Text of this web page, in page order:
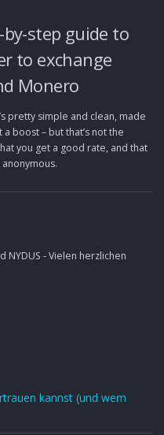
step guide to
to exchange
Monero
pretty simple and clean, made
boost – but that’s not the
you get a good rate, and that
NYDUS - Vielen herzlichen
kannst (und wem